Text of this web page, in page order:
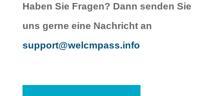
Haben Sie Fragen? Dann senden Sie
uns gerne eine Nachricht an
support@welcmpass.info